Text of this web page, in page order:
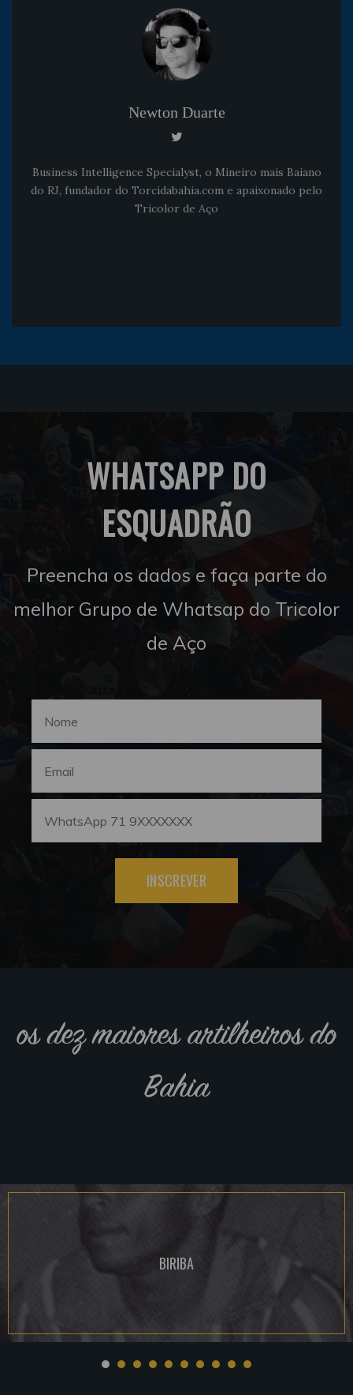
Newton Duarte
Business Intelligence Specialyst, o Mineiro mais Baiano
do RJ, fundador do Torcidabahia.com e apaixonado pelo
Tricolor de Aço
WHATSAPP DO
ESQUADRÃO
Preencha os dados e faça parte do
melhor Grupo de Whatsap do Tricolor
de Aço
INSCREVER
os dez maiores artilheiros do
Bahia
BIRIBA